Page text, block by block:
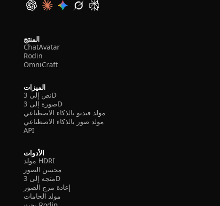
المنتج
ChatAvatar
Rodin
OmniCraft
الميزات
نص إلى 3D
صورة إلى 3D
مولد فيديو بالذكاء الاصطناعي
مولد صور بالذكاء الاصطناعي
API
الأدوات
مولد HDRI
محسن الصور
متجه إلى 3D
إعادة مزج الصور
مولد الخامات